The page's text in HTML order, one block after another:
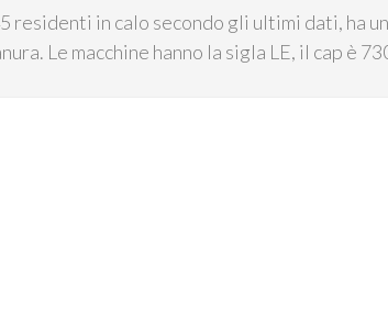
residenti in calo secondo gli ultimi dati, ha
Le macchine hanno la sigla LE, il cap è